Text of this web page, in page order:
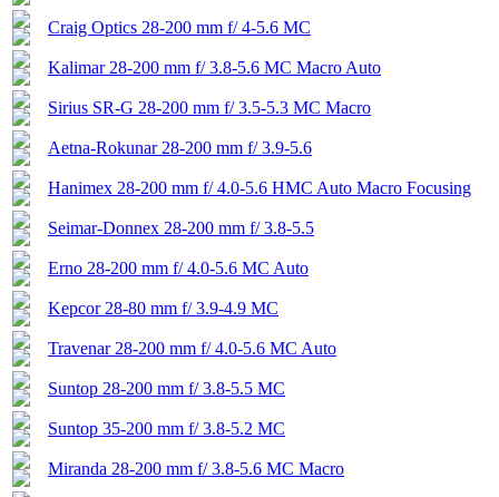
Craig Optics 28-200 mm f/ 4-5.6 MC
Kalimar 28-200 mm f/ 3.8-5.6 MC Macro Auto
Sirius SR-G 28-200 mm f/ 3.5-5.3 MC Macro
Aetna-Rokunar 28-200 mm f/ 3.9-5.6
Hanimex 28-200 mm f/ 4.0-5.6 HMC Auto Macro Focusing
Seimar-Donnex 28-200 mm f/ 3.8-5.5
Erno 28-200 mm f/ 4.0-5.6 MC Auto
Kepcor 28-80 mm f/ 3.9-4.9 MC
Travenar 28-200 mm f/ 4.0-5.6 MC Auto
Suntop 28-200 mm f/ 3.8-5.5 MC
Suntop 35-200 mm f/ 3.8-5.2 MC
Miranda 28-200 mm f/ 3.8-5.6 MC Macro